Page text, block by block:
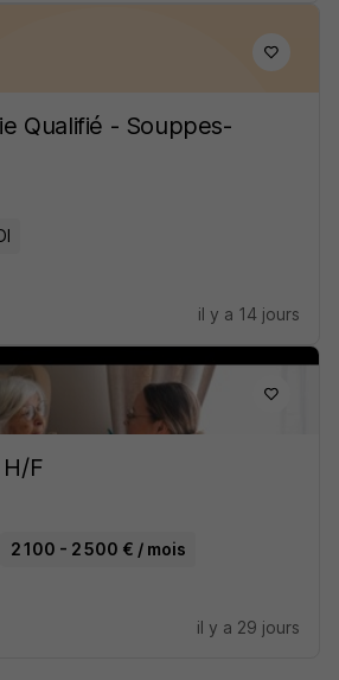
Qualifié - Souppes-
il y a 14 jours
F
2 100 - 2 500 € / mois
il y a 29 jours